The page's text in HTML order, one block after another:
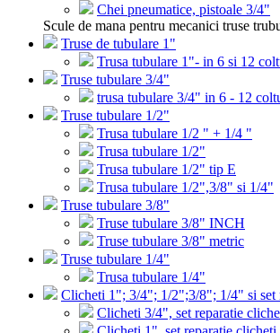
Chei pneumatice, pistoale 3/4"
Scule de mana pentru mecanici truse
Truse de tubulare 1"
Trusa tubulare 1"- in 6 si 12
Truse tubulare 3/4"
trusa tubulare 3/4" in 6 - 12
Truse tubulare 1/2"
Trusa tubulare 1/2 " + 1/4 "
Trusa tubulare 1/2"
Trusa tubulare 1/2" tip E
Trusa tubulare 1/2",3/8" si 1/4"
Truse tubulare 3/8"
Truse tubulare 3/8" INCH
Truse tubulare 3/8" metric
Truse tubulare 1/4"
Trusa tubulare 1/4"
Clicheti 1"; 3/4"; 1/2";3/8"; 1/4" si set
Clicheti 3/4", set reparatie